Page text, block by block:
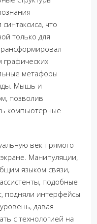
что
только для
метафоры
Мышь и
позволив
компьютерные
век прямого
Манипуляции,
языком связи,
подобные
подняли интерфейсы
давая
с технологией на